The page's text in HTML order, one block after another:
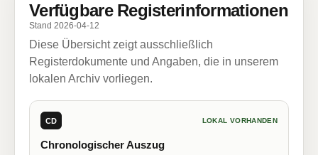
Verfügbare Registerinformationen
Stand 2026-04-12
Diese Übersicht zeigt ausschließlich
Registerdokumente und Angaben, die in unserem
lokalen Archiv vorliegen.
CD LOKAL VORHANDEN
Chronologischer Auszug